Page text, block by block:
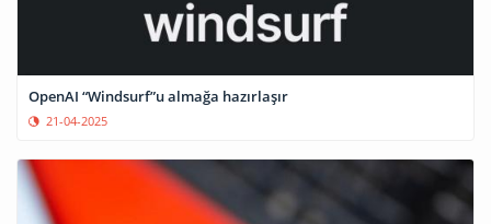
OpenAI “Windsurf”u almağa hazırlaşır
21-04-2025